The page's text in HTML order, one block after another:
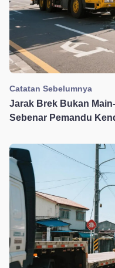
Catatan Sebelumnya
Jarak Brek Bukan
Sebenar Pemandu